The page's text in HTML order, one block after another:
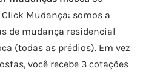
Mudança: somos a
de mudança residencial
(todas as prédios). Em vez
você recebe 3 cotações